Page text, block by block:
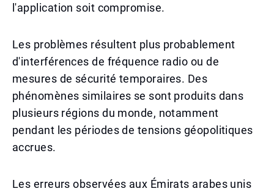
l'application soit compromise.
Les problèmes résultent plus probablement
d'interférences de fréquence radio ou de
mesures de sécurité temporaires. Des
phénomènes similaires se sont produits dans
plusieurs régions du monde, notamment
pendant les périodes de tensions géopolitiques
accrues.
Les erreurs observées aux Émirats arabes unis